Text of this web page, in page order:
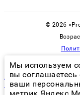
© 2026
дезинфекция от
клиентов
Мы используем
вы
ваши